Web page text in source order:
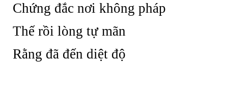
Chứng đắc nơi không pháp
Thế rồi lòng tự mãn
Rằng đã đến diệt độ